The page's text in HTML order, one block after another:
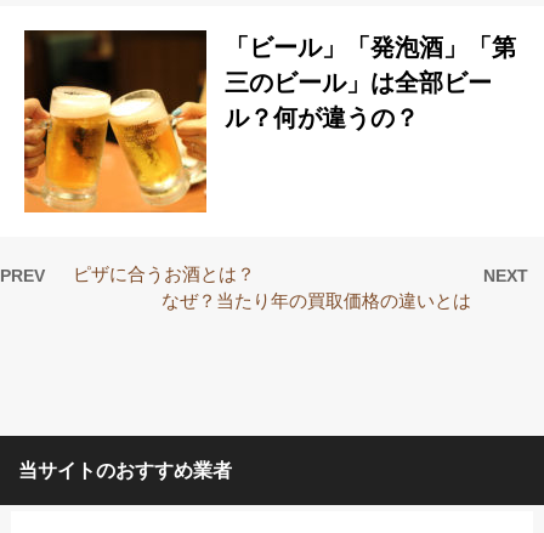
「ビール」「発泡酒」「第
三のビール」は全部ビー
ル？何が違うの？
PREV ピザに合うお酒とは？ NEXT
なぜ？当たり年の買取価格の違いとは
当サイトのおすすめ業者